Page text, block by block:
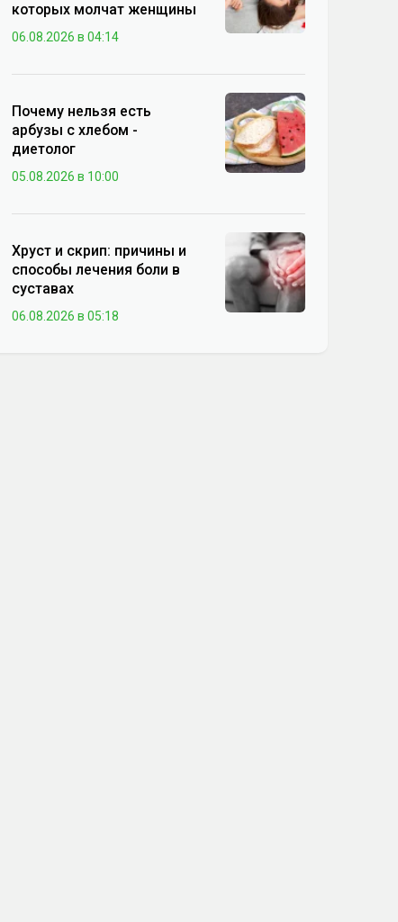
которых молчат женщины
06.08.2026 в 04:14
Почему нельзя есть
арбузы с хлебом -
диетолог
05.08.2026 в 10:00
Хруст и скрип: причины и
способы лечения боли в
суставах
06.08.2026 в 05:18